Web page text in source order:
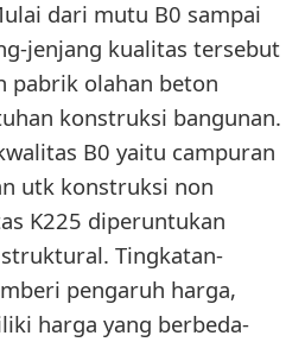
dari mutu B0 sampai
jenjang kualitas tersebut
pabrik olahan beton
konstruksi bangunan.
B0 yaitu campuran
utk konstruksi non
K225 diperuntukan
Tingkatan-
pengaruh harga,
harga yang berbeda-